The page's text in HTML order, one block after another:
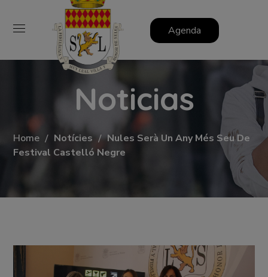
Agenda
Noticias
Home Notícies
Nules Serà Un Any Més Seu De
Festival Castelló Negre